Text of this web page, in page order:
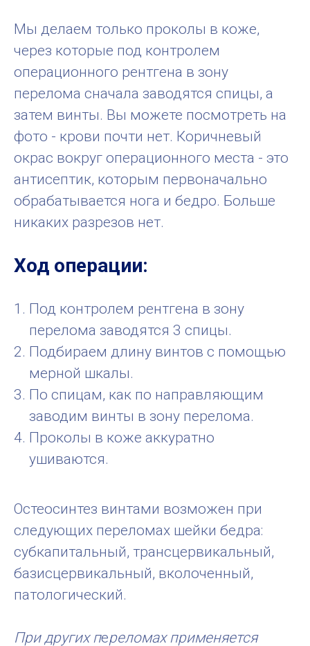
Мы делаем только проколы в коже,
через которые под контролем
операционного рентгена в зону
перелома сначала заводятся спицы, а
затем винты. Вы можете посмотреть на
фото - крови почти нет. Коричневый
окрас вокруг операционного места - это
антисептик, которым первоначально
обрабатывается нога и бедро. Больше
никаких разрезов нет.
Ход операции:
Под контролем рентгена в зону
перелома заводятся 3 спицы.
Подбираем длину винтов с помощью
мерной шкалы.
По спицам, как по направляющим
заводим винты в зону перелома.
Проколы в коже аккуратно
ушиваются.
Остеосинтез винтами возможен при
следующих переломах шейки бедра:
субкапитальный, трансцервикальный,
базисцервикальный, вколоченный,
патологический.
При других переломах применяется